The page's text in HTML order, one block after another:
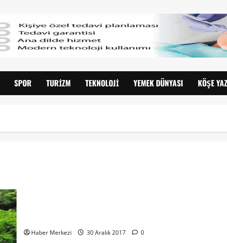
SPOR TURIZM TEKNOLOJI YEMEK DÜNYASI KÖŞE
Haber Merkezi 30 Aralık 2017 0